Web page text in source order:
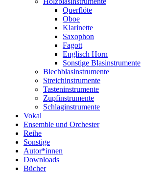
Querflöte
Oboe
Klarinette
Saxophon
Fagott
Englisch Horn
Sonstige Blasinstrumente
Blechblasinstrumente
Streichinstrumente
Tasteninstrumente
Zupfinstrumente
Schlaginstrumente
Vokal
Ensemble und Orchester
Reihe
Sonstige
Autor*innen
Downloads
Bücher